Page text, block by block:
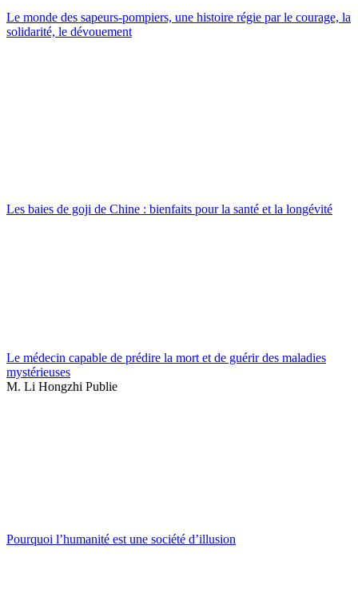
Le monde des sapeurs-pompiers, une histoire régie par le courage, la
solidarité, le dévouement
Les baies de goji de Chine : bienfaits pour la santé et la longévité
Le médecin capable de prédire la mort et de guérir des maladies
mystérieuses
M. Li Hongzhi Publie
Pourquoi l’humanité est une société d’illusion